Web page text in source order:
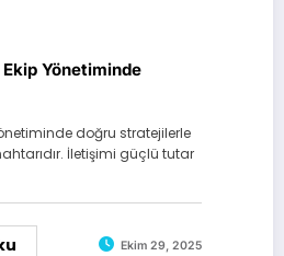
Yönetiminde
doğru stratejilerle
İletişimi güçlü tutar
Ekim 29, 2025